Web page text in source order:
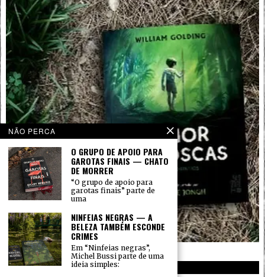
PRIVACIDADE
NÃO PERCA
O GRUPO DE APOIO PARA
GAROTAS FINAIS — CHATO
DE MORRER
“O grupo de apoio para
garotas finais” parte de
uma
NINFEIAS NEGRAS — A
BELEZA TAMBÉM ESCONDE
CRIMES
Em “Ninfeias negras”,
Michel Bussi parte de uma
ideia simples: